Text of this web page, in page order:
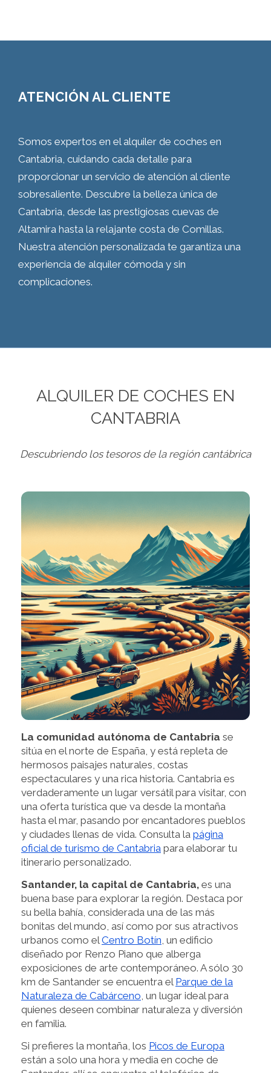
ATENCIÓN AL CLIENTE
Somos expertos en el alquiler de coches en
Cantabria, cuidando cada detalle para
proporcionar un servicio de atención al cliente
sobresaliente. Descubre la belleza única de
Cantabria, desde las prestigiosas cuevas de
Altamira hasta la relajante costa de Comillas.
Nuestra atención personalizada te garantiza una
experiencia de alquiler cómoda y sin
complicaciones.
ALQUILER DE COCHES EN
CANTABRIA
Descubriendo los tesoros de la región cantábrica
La comunidad autónoma de Cantabria se
sitúa en el norte de España, y está repleta de
hermosos paisajes naturales, costas
espectaculares y una rica historia. Cantabria es
verdaderamente un lugar versátil para visitar, con
una oferta turística que va desde la montaña
hasta el mar, pasando por encantadores pueblos
y ciudades llenas de vida. Consulta la página
oficial de turismo de Cantabria para elaborar tu
itinerario personalizado.
Santander, la capital de Cantabria, es una
buena base para explorar la región. Destaca por
su bella bahía, considerada una de las más
bonitas del mundo, así como por sus atractivos
urbanos como el Centro Botín , un edificio
diseñado por Renzo Piano que alberga
exposiciones de arte contemporáneo. A sólo 30
km de Santander se encuentra el Parque de la
Naturaleza de Cabárceno , un lugar ideal para
quienes deseen combinar naturaleza y diversión
en familia.
Si prefieres la montaña, los Picos de Europa
están a solo una hora y media en coche de